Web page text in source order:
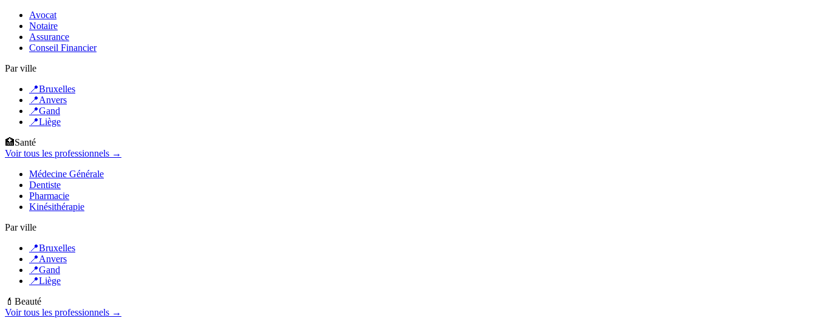
Avocat
Notaire
Assurance
Conseil Financier
Par ville
📍Bruxelles
📍Anvers
📍Gand
📍Liège
🏥Santé
Voir tous les professionnels →
Médecine Générale
Dentiste
Pharmacie
Kinésithérapie
Par ville
📍Bruxelles
📍Anvers
📍Gand
📍Liège
💄 Beauté
Voir tous les professionnels →